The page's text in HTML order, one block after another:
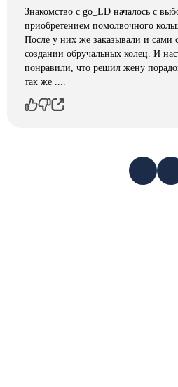
Знакомство с go_LD началось с
приобретением помолвочного
После у них же заказывали и сами
создании обручальных колец. И
понравили, что решил жену
так же ....